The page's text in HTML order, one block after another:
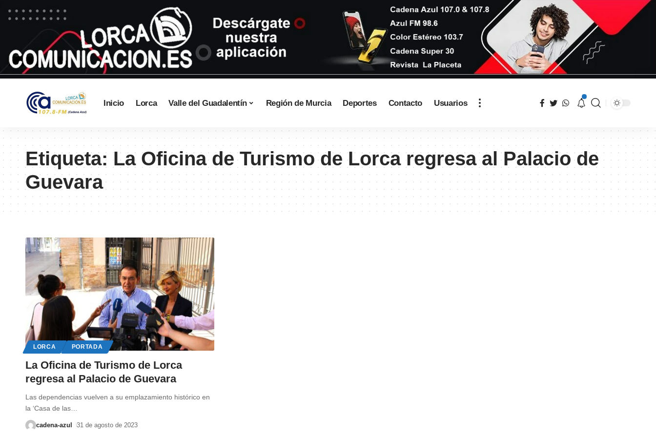
Inicio Lorca Valle del Guadalentín Región de Murcia Deportes Contacto Usuarios
Etiqueta:La Oficina de Turismo de Lorca regresa al Palacio de
Guevara
LORCA PORTADA
La Oficina de Turismo de Lorca
regresa al Palacio de Guevara
Las dependencias vuelven a su emplazamiento histórico en
la ‘Casa de las…
cadena-azul 31 de agosto de 2023